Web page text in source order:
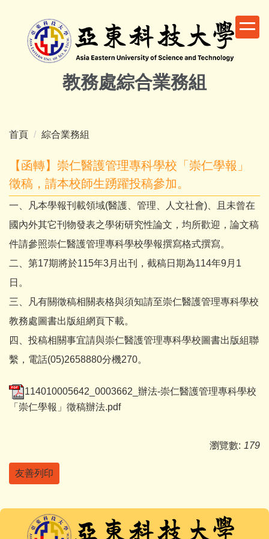
教務處綜合業務組
首頁 綜合業務組
【函轉】崇仁醫護管理專科學校「崇仁學報」
徵稿，請本校師生踴躍投稿參加。
一、凡本學報刊載領域(醫護、管理、人文社會)、且未曾在
國內外其它刊物發表之學術研究性論文，均所歡迎，論文稿
件請參照崇仁醫護管理專科學校學報撰寫格式撰寫。
二、第17期將於115年3月出刊，截稿日期為114年9月1
日。
三、凡有關徵稿相關表格與須知請至崇仁醫護管理專科學校
教務處圖書出版組網頁下載。
四、投稿相關事宜請與崇仁醫護管理專科學校圖書出版組聯
繫，電話(05)2658880分機270。
114010005642_0003662_辦法-崇仁醫護管理專科學校
「崇仁學報」徵稿辦法.pdf
瀏覽數: 179
友善列印